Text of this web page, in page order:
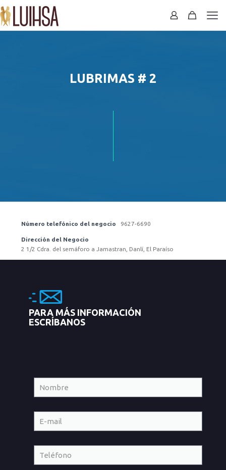
LUBRIMAS # 2
Número telefónico del negocio 9627-6690
Dirección del Negocio
2 1/2 Cdra. del semáforo a Jamastran, Danlí, El Paraíso
PARA MÁS INFORMACIÓN
ESCRÍBANOS